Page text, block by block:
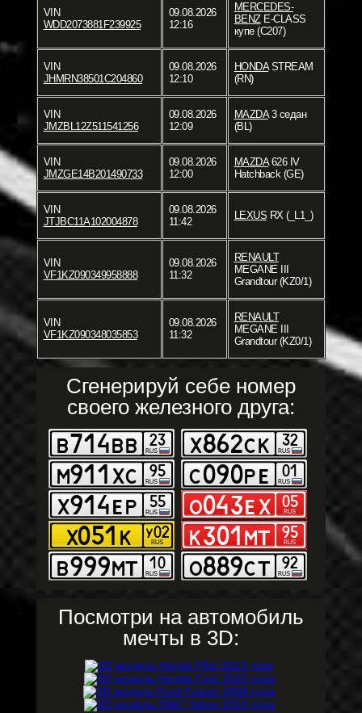
VIN
WDD2073881F239925
09.08.2026
12:16
MERCEDES-
BENZE-CLASS
купе (C207)
VIN
JHMRN38501C204860
09.08.2026
12:10
HONDASTREAM
(RN)
VIN
JMZBL12Z511541256
09.08.2026
12:09
MAZDA3 седан
(BL)
VIN
JMZGE14B201490733
09.08.2026
12:00
MAZDA626 IV
Hatchback (GE)
VIN
JTJBC11A102004878
09.08.2026
11:42
LEXUS RX (_L1_)
VIN
VF1KZ090349958888
09.08.2026
11:32
RENAULT
MEGANE III
Grandtour (KZ0/1)
VIN
VF1KZ090348035853
09.08.2026
11:32
RENAULT
MEGANE III
Grandtour (KZ0/1)
Сгенерируй себе номер
своего железного друга:
Посмотри на автомобиль
мечты в 3D: